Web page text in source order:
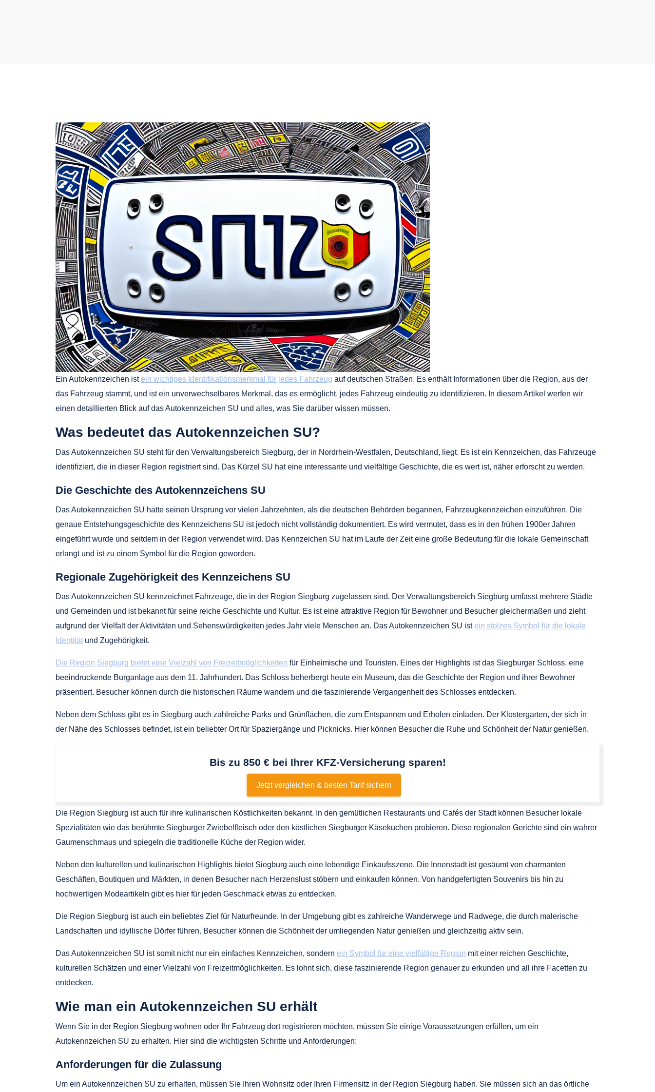
Ein Autokennzeichen istein wichtiges Identifikationsmerkmal für jedes Fahrzeug auf deutschen Straßen. Es enthält Informationen über die Region, aus der
das Fahrzeug stammt, und ist ein unverwechselbares Merkmal, das es ermöglicht, jedes Fahrzeug eindeutig zu identifizieren. In diesem Artikel werfen wir
einen detaillierten Blick auf das Autokennzeichen SU und alles, was Sie darüber wissen müssen.
Was bedeutet das Autokennzeichen SU?
Das Autokennzeichen SU steht für den Verwaltungsbereich Siegburg, der in Nordrhein-Westfalen, Deutschland, liegt. Es ist ein Kennzeichen, das Fahrzeuge
identifiziert, die in dieser Region registriert sind. Das Kürzel SU hat eine interessante und vielfältige Geschichte, die es wert ist, näher erforscht zu werden.
Die Geschichte des Autokennzeichens SU
Das Autokennzeichen SU hatte seinen Ursprung vor vielen Jahrzehnten, als die deutschen Behörden begannen, Fahrzeugkennzeichen einzuführen. Die
genaue Entstehungsgeschichte des Kennzeichens SU ist jedoch nicht vollständig dokumentiert. Es wird vermutet, dass es in den frühen 1900er Jahren
eingeführt wurde und seitdem in der Region verwendet wird. Das Kennzeichen SU hat im Laufe der Zeit eine große Bedeutung für die lokale Gemeinschaft
erlangt und ist zu einem Symbol für die Region geworden.
Regionale Zugehörigkeit des Kennzeichens SU
Das Autokennzeichen SU kennzeichnet Fahrzeuge, die in der Region Siegburg zugelassen sind. Der Verwaltungsbereich Siegburg umfasst mehrere Städte
und Gemeinden und ist bekannt für seine reiche Geschichte und Kultur. Es ist eine attraktive Region für Bewohner und Besucher gleichermaßen und zieht
aufgrund der Vielfalt der Aktivitäten und Sehenswürdigkeiten jedes Jahr viele Menschen an. Das Autokennzeichen SU istein stolzes Symbol für die lokale
Identität und Zugehörigkeit.
Die Region Siegburg bietet eine Vielzahl von Freizeitmöglichkeiten für Einheimische und Touristen. Eines der Highlights ist das Siegburger Schloss, eine
beeindruckende Burganlage aus dem 11. Jahrhundert. Das Schloss beherbergt heute ein Museum, das die Geschichte der Region und ihrer Bewohner
präsentiert. Besucher können durch die historischen Räume wandern und die faszinierende Vergangenheit des Schlosses entdecken.
Neben dem Schloss gibt es in Siegburg auch zahlreiche Parks und Grünflächen, die zum Entspannen und Erholen einladen. Der Klostergarten, der sich in
der Nähe des Schlosses befindet, ist ein beliebter Ort für Spaziergänge und Picknicks. Hier können Besucher die Ruhe und Schönheit der Natur genießen.
Bis zu 850 € bei Ihrer KFZ-Versicherung sparen!
Jetzt vergleichen & besten Tarif sichern
Die Region Siegburg ist auch für ihre kulinarischen Köstlichkeiten bekannt. In den gemütlichen Restaurants und Cafés der Stadt können Besucher lokale
Spezialitäten wie das berühmte Siegburger Zwiebelfleisch oder den köstlichen Siegburger Käsekuchen probieren. Diese regionalen Gerichte sind ein wahrer
Gaumenschmaus und spiegeln die traditionelle Küche der Region wider.
Neben den kulturellen und kulinarischen Highlights bietet Siegburg auch eine lebendige Einkaufsszene. Die Innenstadt ist gesäumt von charmanten
Geschäften, Boutiquen und Märkten, in denen Besucher nach Herzenslust stöbern und einkaufen können. Von handgefertigten Souvenirs bis hin zu
hochwertigen Modeartikeln gibt es hier für jeden Geschmack etwas zu entdecken.
Die Region Siegburg ist auch ein beliebtes Ziel für Naturfreunde. In der Umgebung gibt es zahlreiche Wanderwege und Radwege, die durch malerische
Landschaften und idyllische Dörfer führen. Besucher können die Schönheit der umliegenden Natur genießen und gleichzeitig aktiv sein.
Das Autokennzeichen SU ist somit nicht nur ein einfaches Kennzeichen, sondern ein Symbol für eine vielfältige Region mit einer reichen Geschichte,
kulturellen Schätzen und einer Vielzahl von Freizeitmöglichkeiten. Es lohnt sich, diese faszinierende Region genauer zu erkunden und all ihre Facetten zu
entdecken.
Wie man ein Autokennzeichen SU erhält
Wenn Sie in der Region Siegburg wohnen oder Ihr Fahrzeug dort registrieren möchten, müssen Sie einige Voraussetzungen erfüllen, um ein
Autokennzeichen SU zu erhalten. Hier sind die wichtigsten Schritte und Anforderungen:
Anforderungen für die Zulassung
Um ein Autokennzeichen SU zu erhalten, müssen Sie Ihren Wohnsitz oder Ihren Firmensitz in der Region Siegburg haben. Sie müssen sich an das örtliche